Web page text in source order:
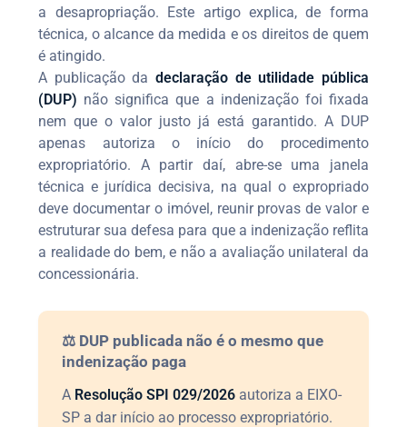
a desapropriação. Este artigo explica, de forma
técnica, o alcance da medida e os direitos de quem
é atingido.
A publicação da declaração de utilidade pública
(DUP) não significa que a indenização foi fixada
nem que o valor justo já está garantido. A DUP
apenas autoriza o início do procedimento
expropriatório. A partir daí, abre-se uma janela
técnica e jurídica decisiva, na qual o expropriado
deve documentar o imóvel, reunir provas de valor e
estruturar sua defesa para que a indenização reflita
a realidade do bem, e não a avaliação unilateral da
concessionária.
⚖️ DUP publicada não é o mesmo que
indenização paga
A Resolução SPI 029/2026 autoriza a EIXO-
SP a dar início ao processo expropriatório.